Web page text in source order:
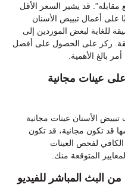
قد يشير السعر الأقل
على أعمال تبييض الأسنان
للغاية لبعض الموردين إلى
ركز على الحصول على أفضل
بالغ الأهمية.
عينات مجانية
الأسنان عينات مجانية
قد تكون مجانية، قد تكون
لفحص العينات
المتوقعة منك.
من البث المباشر للفيديو